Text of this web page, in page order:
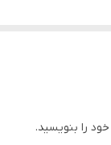
خالی می‌شوند و به
های مرتبط با رشد
را بنویسید.